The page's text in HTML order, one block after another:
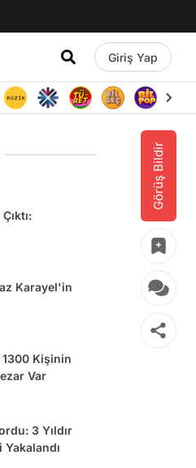
Giriş Yap
Görüş Bildir
Karayel'in
Kişinin
Var
3 Yıldır